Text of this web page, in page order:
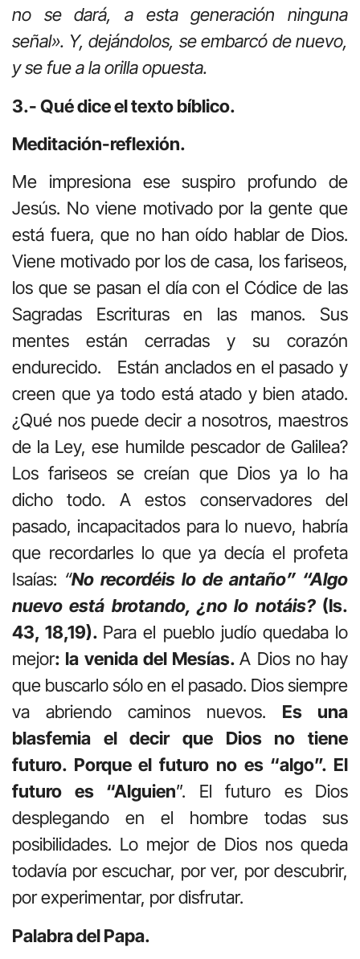
no se dará, a esta generación ninguna
señal». Y, dejándolos, se embarcó de nuevo,
y se fue a la orilla opuesta.
3.- Qué dice el texto bíblico.
Meditación-reflexión.
Me impresiona ese suspiro profundo de
Jesús. No viene motivado por la gente que
está fuera, que no han oído hablar de Dios.
Viene motivado por los de casa, los fariseos,
los que se pasan el día con el Códice de las
Sagradas Escrituras en las manos. Sus
mentes están cerradas y su corazón
endurecido. Están anclados en el pasado y
creen que ya todo está atado y bien atado.
¿Qué nos puede decir a nosotros, maestros
de la Ley, ese humilde pescador de Galilea?
Los fariseos se creían que Dios ya lo ha
dicho todo. A estos conservadores del
pasado, incapacitados para lo nuevo, habría
que recordarles lo que ya decía el profeta
Isaías: “No recordéis lo de antaño” “Algo
nuevo está brotando, ¿no lo notáis? (Is.
43, 18,19). Para el pueblo judío quedaba lo
mejor: la venida del Mesías.A Dios no hay
que buscarlo sólo en el pasado. Dios siempre
va abriendo caminos nuevos. Es una
blasfemia el decir que Dios no tiene
futuro. Porque el futuro no es “algo”. El
futuro es “Alguien”. El futuro es Dios
desplegando en el hombre todas sus
posibilidades. Lo mejor de Dios nos queda
todavía por escuchar, por ver, por descubrir,
por experimentar, por disfrutar.
Palabra del Papa.